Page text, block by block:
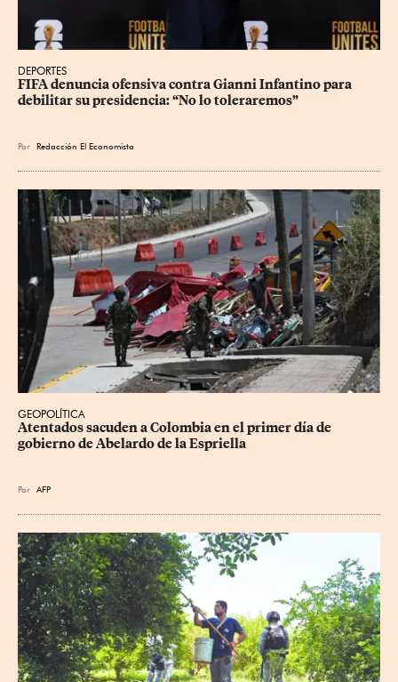
DEPORTES
FIFA denuncia ofensiva contra Gianni Infantino para
debilitar su presidencia: “No lo toleraremos”
Por Redacción El Economista
GEOPOLÍTICA
Atentados sacuden a Colombia en el primer día de
gobierno de Abelardo de la Espriella
Por AFP